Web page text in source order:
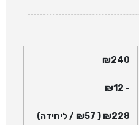
₪240
- ₪
12
₪228
( ₪
57 / ליחידה)